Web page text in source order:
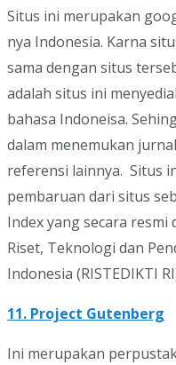
Situs ini merupakan
nya Indonesia. Karna
sama dengan situs
adalah situs ini
bahasa Indoneisa.
dalam menemukan
referensi lainnya. Situs
pembaruan dari situs
Index yang secara
Riset, Teknologi dan
Indonesia (RISTEDIKTI
11. Project Gutenberg
Ini merupakan